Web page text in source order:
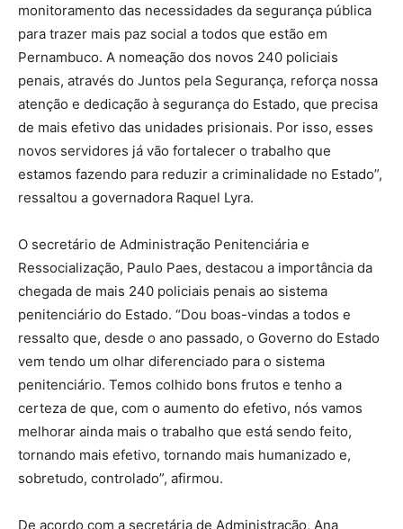
monitoramento das necessidades da segurança pública
para trazer mais paz social a todos que estão em
Pernambuco. A nomeação dos novos 240 policiais
penais, através do Juntos pela Segurança, reforça nossa
atenção e dedicação à segurança do Estado, que precisa
de mais efetivo das unidades prisionais. Por isso, esses
novos servidores já vão fortalecer o trabalho que
estamos fazendo para reduzir a criminalidade no Estado”,
ressaltou a governadora Raquel Lyra.
O secretário de Administração Penitenciária e
Ressocialização, Paulo Paes, destacou a importância da
chegada de mais 240 policiais penais ao sistema
penitenciário do Estado. “Dou boas-vindas a todos e
ressalto que, desde o ano passado, o Governo do Estado
vem tendo um olhar diferenciado para o sistema
penitenciário. Temos colhido bons frutos e tenho a
certeza de que, com o aumento do efetivo, nós vamos
melhorar ainda mais o trabalho que está sendo feito,
tornando mais efetivo, tornando mais humanizado e,
sobretudo, controlado”, afirmou.
De acordo com a secretária de Administração, Ana